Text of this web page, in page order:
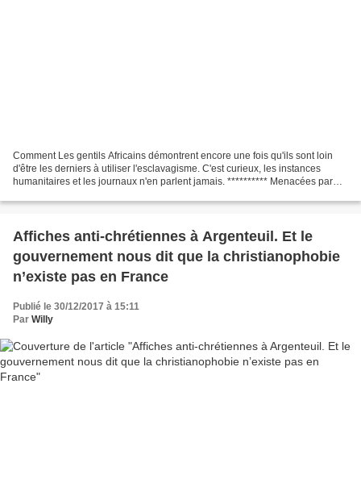
Comment Les gentils Africains démontrent encore une fois qu'ils sont loin
d'être les derniers à utiliser l'esclavagisme. C'est curieux, les instances
humanitaires et les journaux n'en parlent jamais. ********** Menacées par
Affiches anti-chrétiennes à Argenteuil. Et le
gouvernement nous dit que la christianophobie
n’existe pas en France
Publié le 30/12/2017 à 15:11
Par Willy